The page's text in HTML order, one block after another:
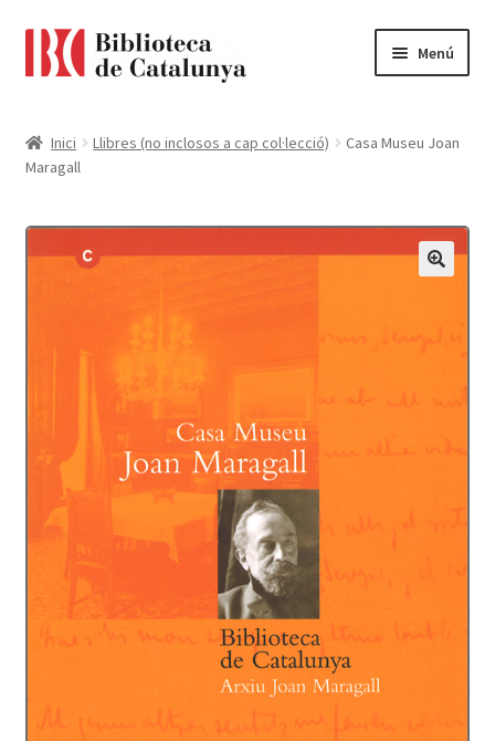
Menú
Accessibilitat
Cistella
Finalitzar compra
Payment
Protecció de dades
Termes i condicions
Inici Llibres (no inclosos a cap col·lecció)
Casa Museu Joan
Maragall